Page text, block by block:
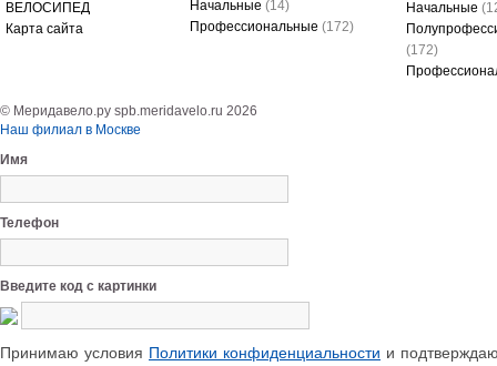
ВЕЛОСИПЕД
Карта сайта
Начальные (14)
Профессиональные (172)
Начальные
(172)
© Меридавело.ру spb.meridavelo.ru 2026
Наш филиал в Москве
Имя
Телефон
Введите код с картинки
Принимаю условия Политики конфиденциальности и